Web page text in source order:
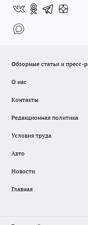
Обзорные статьи и пресс-
О нас
Контакты
Редакционная политика
Условия труда
Авто
Новости
Главная